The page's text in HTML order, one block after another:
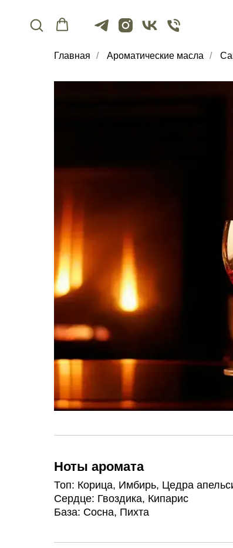
Главная / Ароматические масла /
Ноты аромата
Топ: Корица, Имбирь, Цедра
Сердце: Гвоздика, Кипарис
База: Сосна, Пихта